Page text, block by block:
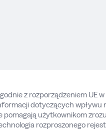
z rozporządzeniem UE
dotyczących wpływu
pomagają użytkownikom
rozproszonego